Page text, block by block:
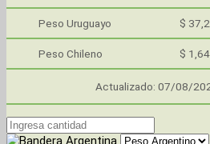
Peso Uruguayo $
Peso Chileno $ 1,64
Actualizado: 07/08/